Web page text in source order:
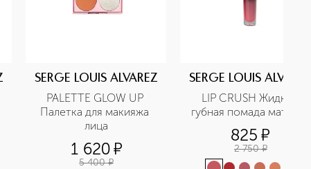
SERGE LOUIS ALVAREZ
PALETTE GLOW UP
Палетка для макияжа
лица
1 620¤
5 400 ¤
SERGE LOUIS
LIP CRUSH Жидкая
губная помада матовая
825 ¤
2 750 ¤